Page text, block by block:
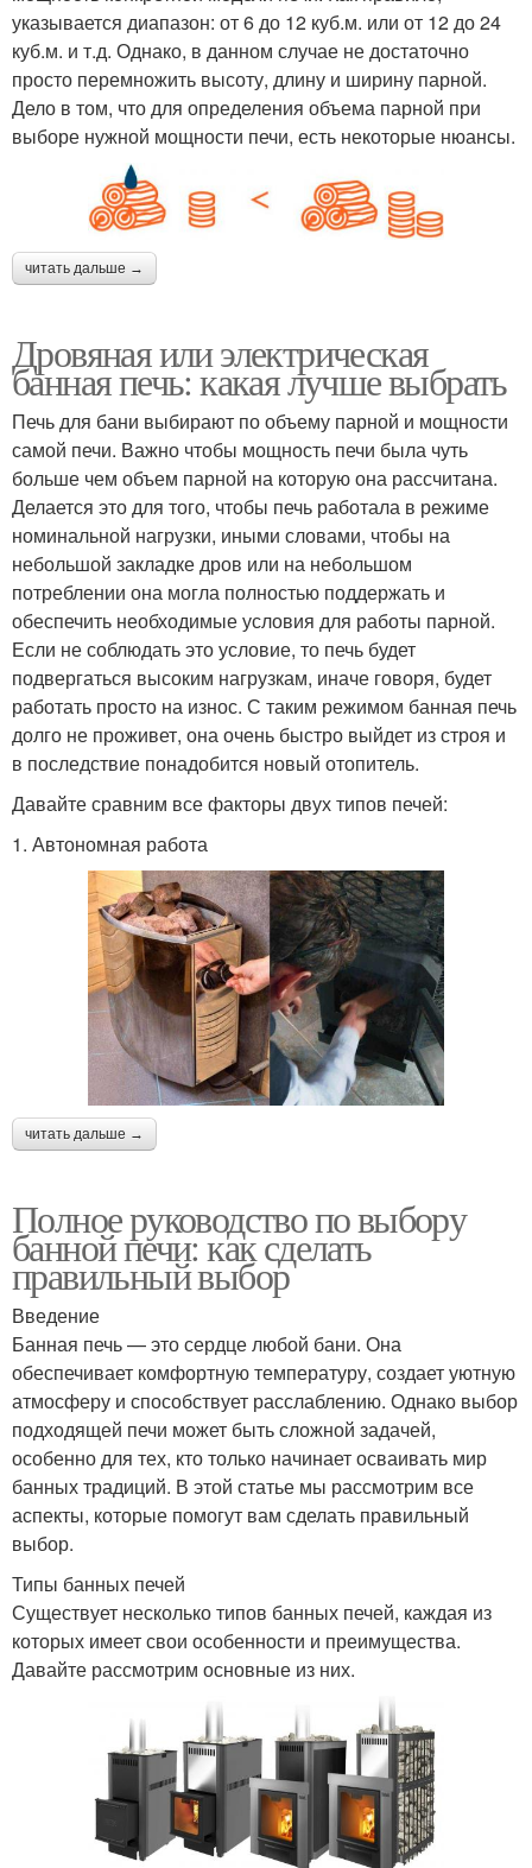
указывается диапазон: от 6 до 12 куб.м. или от 12 до 24
куб.м. и т.д. Однако, в данном случае не достаточно
просто перемножить высоту, длину и ширину парной.
Дело в том, что для определения объема парной при
выборе нужной мощности печи, есть некоторые нюансы.
читать дальше →
Дровяная или электрическая
банная печь: какая лучше выбрать
Печь для бани выбирают по объему парной и мощности
самой печи. Важно чтобы мощность печи была чуть
больше чем объем парной на которую она рассчитана.
Делается это для того, чтобы печь работала в режиме
номинальной нагрузки, иными словами, чтобы на
небольшой закладке дров или на небольшом
потреблении она могла полностью поддержать и
обеспечить необходимые условия для работы парной.
Если не соблюдать это условие, то печь будет
подвергаться высоким нагрузкам, иначе говоря, будет
работать просто на износ. С таким режимом банная печь
долго не проживет, она очень быстро выйдет из строя и
в последствие понадобится новый отопитель.
Давайте сравним все факторы двух типов печей:
1. Автономная работа ​
читать дальше →
Полное руководство по выбору
банной печи: как сделать
правильный выбор
Введение
Банная печь — это сердце любой бани. Она
обеспечивает комфортную температуру, создает уютную
атмосферу и способствует расслаблению. Однако выбор
подходящей печи может быть сложной задачей,
особенно для тех, кто только начинает осваивать мир
банных традиций. В этой статье мы рассмотрим все
аспекты, которые помогут вам сделать правильный
выбор.
Типы банных печей
Существует несколько типов банных печей, каждая из
которых имеет свои особенности и преимущества.
Давайте рассмотрим основные из них.